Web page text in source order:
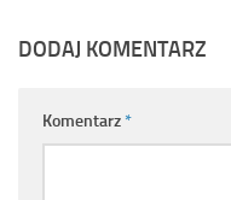
DODAJ KOMENTARZ
Komentarz*